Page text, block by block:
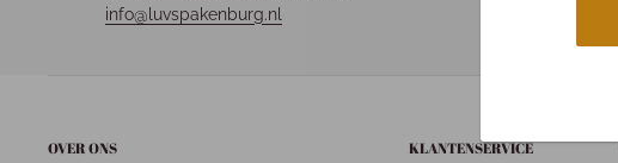
info@luvspakenburg.nl
OVER ONS KLANTENSERVICE